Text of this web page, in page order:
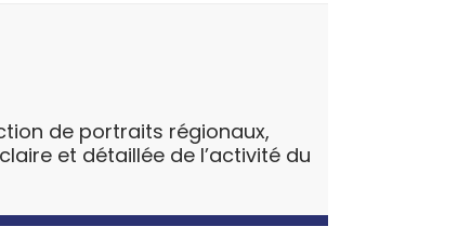
de portraits régionaux,
et détaillée de l’activité du